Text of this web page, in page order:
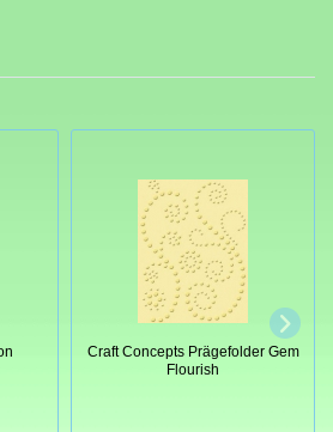
Craft Concepts Prägefolder Gem
Flourish